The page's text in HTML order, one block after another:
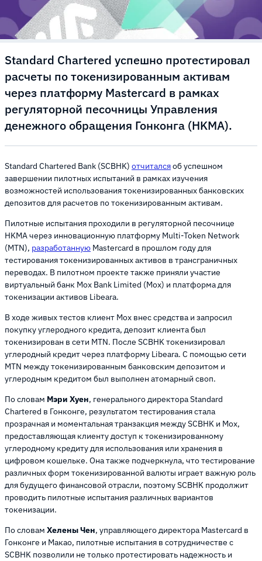
Standard Chartered успешно протестировал
расчеты по токенизированным активам
через платформу Mastercard в рамках
регуляторной песочницы Управления
денежного обращения Гонконга (HKMA).
Standard Chartered Bank (SCBHK) отчиталсяоб успешном
завершении пилотных испытаний в рамках изучения
возможностей использования токенизированных банковских
депозитов для расчетов по токенизированным активам.
Пилотные испытания проходили в регуляторной песочнице
HKMA через инновационную платформу Multi-Token Network
(MTN), разработанную Mastercard в прошлом году для
тестирования токенизированных активов в трансграничных
переводах. В пилотном проекте также приняли участие
виртуальный банк Mox Bank Limited (Mox) и платформа для
токенизации активов Libeara.
В ходе живых тестов клиент Mox внес средства и запросил
покупку углеродного кредита, депозит клиента был
токенизирован в сети MTN. После SCBHK токенизировал
углеродный кредит через платформу Libeara. С помощью сети
MTN между токенизированным банковским депозитом и
углеродным кредитом был выполнен атомарный своп.
По словам Мэри Хуен, генерального директора Standard
Chartered в Гонконге, результатом тестирования стала
прозрачная и моментальная транзакция между SCBHK и Mox,
предоставляющая клиенту доступ к токенизированному
углеродному кредиту для использования или хранения в
цифровом кошельке. Она также подчеркнула, что тестирование
различных форм токенизированной валюты играет важную роль
для будущего финансовой отрасли, поэтому SCBHK продолжит
проводить пилотные испытания различных вариантов
токенизации.
По словам Хелены Чен, управляющего директора Mastercard в
Гонконге и Макао, пилотные испытания в сотрудничестве с
SCBHK позволили не только протестировать надежность и